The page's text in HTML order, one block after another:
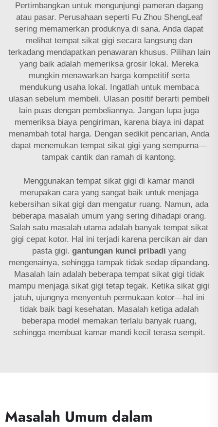
Pertimbangkan untuk mengunjungi pameran dagang
atau pasar. Perusahaan seperti Fu Zhou ShengLeaf
sering memamerkan produknya di sana. Anda dapat
melihat tempat sikat gigi secara langsung dan
terkadang mendapatkan penawaran khusus. Pilihan lain
yang baik adalah memeriksa grosir lokal. Mereka
mungkin menawarkan harga kompetitif serta
mendukung usaha lokal. Ingatlah untuk membaca
ulasan sebelum membeli. Ulasan positif berarti pembeli
lain puas dengan pembeliannya. Jangan lupa juga
memeriksa biaya pengiriman, karena biaya ini dapat
menambah total harga. Dengan sedikit pencarian, Anda
dapat menemukan tempat sikat gigi yang sempurna—
tampak cantik dan ramah di kantong.
Menggunakan tempat sikat gigi di kamar mandi
merupakan cara yang sangat baik untuk menjaga
kebersihan sikat gigi dan mengatur ruang. Namun, ada
beberapa masalah umum yang sering dihadapi orang.
Salah satu masalah utama adalah banyak tempat sikat
gigi cepat kotor. Hal ini terjadi karena percikan air dan
pasta gigi. gantungan kunci pribadi yang
mengenainya, sehingga tampak tidak sedap dipandang.
Masalah lain adalah beberapa tempat sikat gigi tidak
mampu menjaga sikat gigi tetap tegak. Ketika sikat gigi
jatuh, ujungnya menyentuh permukaan kotor—hal ini
tidak baik bagi kesehatan. Masalah ketiga adalah
beberapa model memakan terlalu banyak ruang,
sehingga membuat kamar mandi kecil terasa sempit.
Masalah Umum dalam